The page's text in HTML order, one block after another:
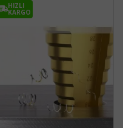
HIZLI
KARGO